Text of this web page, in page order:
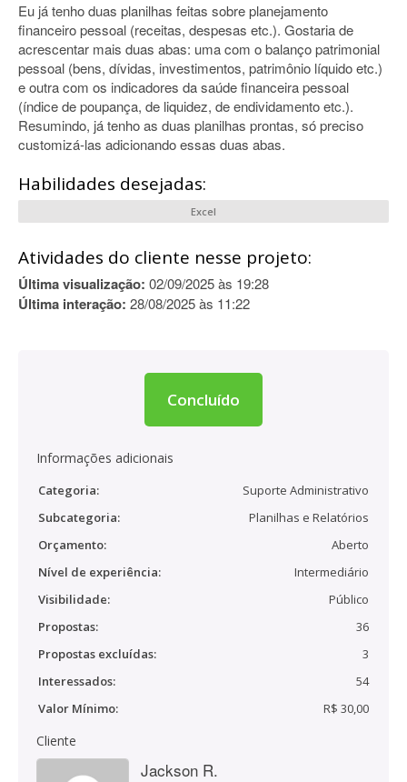
Eu já tenho duas planilhas feitas sobre planejamento
financeiro pessoal (receitas, despesas etc.). Gostaria de
acrescentar mais duas abas: uma com o balanço patrimonial
pessoal (bens, dívidas, investimentos, patrimônio líquido etc.)
e outra com os indicadores da saúde financeira pessoal
(índice de poupança, de liquidez, de endividamento etc.).
Resumindo, já tenho as duas planilhas prontas, só preciso
customizá-las adicionando essas duas abas.
Habilidades desejadas:
Excel
Atividades do cliente nesse projeto:
Última visualização: 02/09/2025 às 19:28
Última interação: 28/08/2025 às 11:22
Concluído
Informações adicionais
Categoria:
Suporte Administrativo
Subcategoria:
Planilhas e Relatórios
Orçamento:
Aberto
Nível de experiência:
Intermediário
Visibilidade:
Público
Propostas:
36
Propostas excluídas:
3
Interessados:
54
Valor Mínimo:
R$ 30,00
Cliente
Jackson R.